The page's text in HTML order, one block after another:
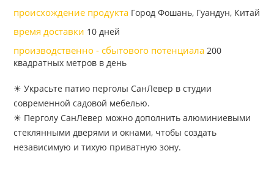
происхождение продукта Город Фошань, Гуандун, Китай
время доставки 10 дней
производственно - сбытового потенциала200
квадратных метров в день
☀ Украсьте патио перголы СанЛевер в студии
современной садовой мебелью.
☀ Перголу СанЛевер можно дополнить алюминиевыми
стеклянными дверями и окнами, чтобы создать
независимую и тихую приватную зону.